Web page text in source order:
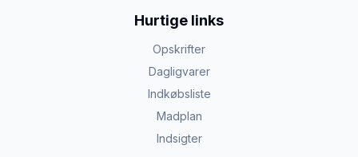
Hurtige links
Opskrifter
Dagligvarer
Indkøbsliste
Madplan
Indsigter